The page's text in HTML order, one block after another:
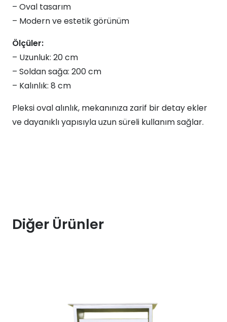
– Oval tasarım
– Modern ve estetik görünüm
Ölçüler:
– Uzunluk: 20 cm
– Soldan sağa: 200 cm
– Kalınlık: 8 cm
Pleksi oval alınlık, mekanınıza zarif bir detay ekler
ve dayanıklı yapısıyla uzun süreli kullanım sağlar.
Diğer Ürünler